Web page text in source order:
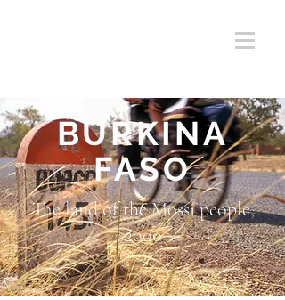
BURKINA
FASO
The land of the Mossi people,
2000